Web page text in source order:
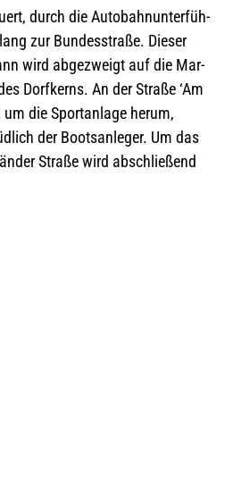
durch die Auto­bahn­un­ter­füh­
zur Bun­des­straße. Die­ser
wird abge­zweigt auf die Mar­
Dorf­kerns. An der Straße ‘Am
die Sport­an­lage herum,
der Boots­an­le­ger. Um das
Straße wird abschlie­ßend